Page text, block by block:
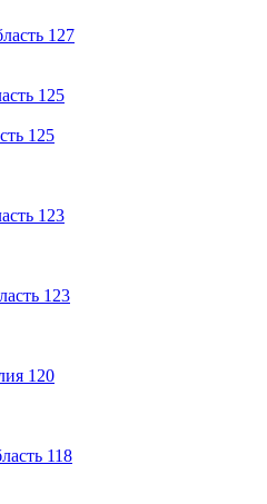
127
125
125
123
123
120
118